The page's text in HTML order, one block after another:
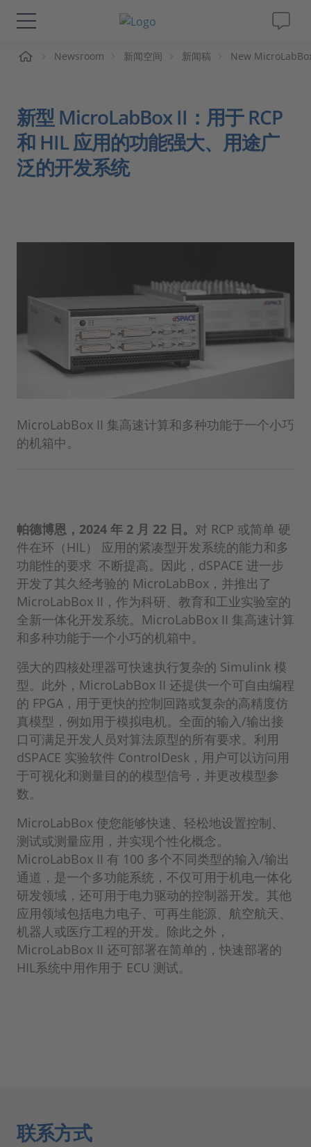
解决方案&产品
视频
杂志
Newsroom 新闻空间 新闻稿 New
新型 MicroLabBox II：用于 RCP
和 HIL 应用的功能强大、用途广
泛的开发系统
MicroLabBox II 集高速计算和多种功能于一个小巧
的机箱中。
帕德博恩，2024 年 2 月 22 日。 对 RCP 或简单 硬
件在环（HIL） 应用的紧凑型开发系统的能力和多
功能性的要求 不断提高。因此，dSPACE 进一步
开发了其久经考验的 MicroLabBox，并推出了
MicroLabBox II，作为科研、教育和工业实验室的
全新一体化开发系统。MicroLabBox II 集高速计算
和多种功能于一个小巧的机箱中。
强大的四核处理器可快速执行复杂的 Simulink 模
型。此外，MicroLabBox II 还提供一个可自由编程
的 FPGA，用于更快的控制回路或复杂的高精度仿
真模型，例如用于模拟电机。全面的输入/输出接
口可满足开发人员对算法原型的所有要求。利用
dSPACE 实验软件 ControlDesk，用户可以访问用
于可视化和测量目的的模型信号，并更改模型参
数。
MicroLabBox 使您能够快速、轻松地设置控制、
测试或测量应用，并实现个性化概念。
MicroLabBox II 有 100 多个不同类型的输入/输出
通道，是一个多功能系统，不仅可用于机电一体化
研发领域，还可用于电力驱动的控制器开发。其他
应用领域包括电力电子、可再生能源、航空航天、
机器人或医疗工程的开发。除此之外，
MicroLabBox II 还可部署在简单的，快速部署的
HIL系统中用作用于 ECU 测试。
联系方式